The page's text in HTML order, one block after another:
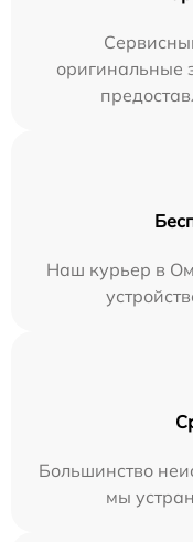
оригинальные
Наш курьер в
Большинство
мы